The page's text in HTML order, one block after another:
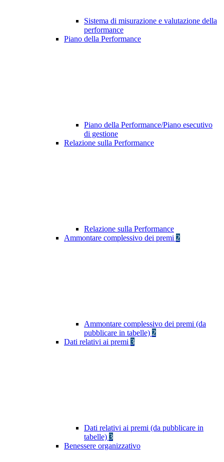
Sistema di misurazione e valutazione della
performance
Piano della Performance
Piano della Performance/Piano esecutivo
di gestione
Relazione sulla Performance
Relazione sulla Performance
Ammontare complessivo dei premi 2
Ammontare complessivo dei premi (da
pubblicare in tabelle) 2
Dati relativi ai premi 3
Dati relativi ai premi (da pubblicare in
tabelle) 3
Benessere organizzativo